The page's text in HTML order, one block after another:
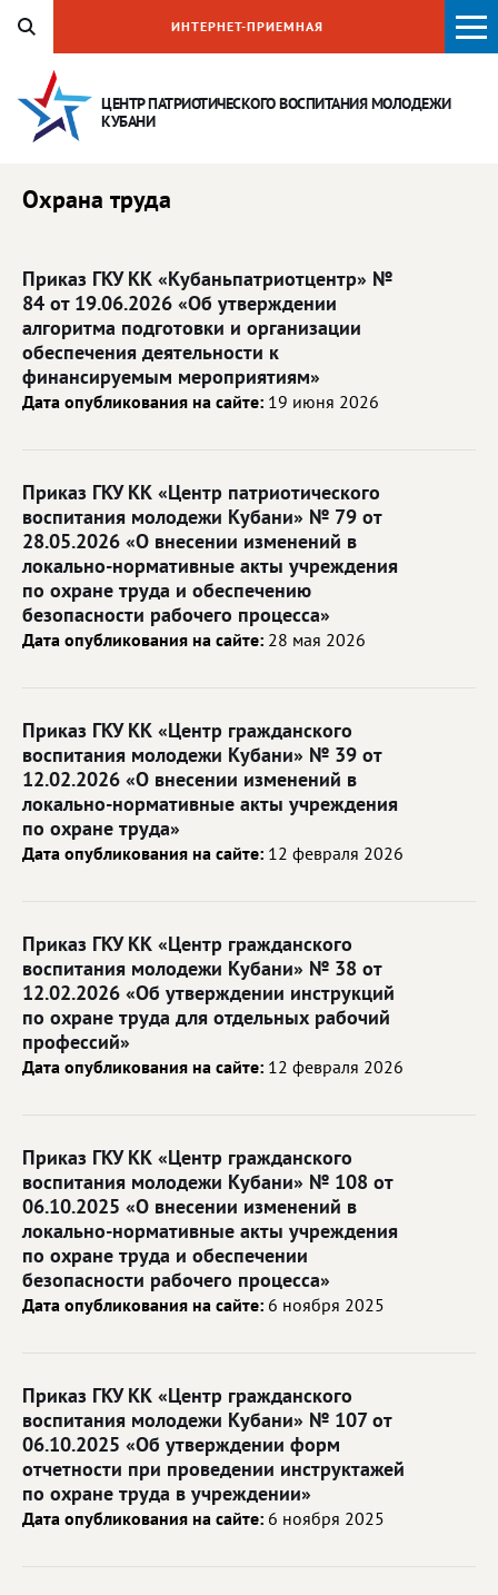
ЦЕНТР ПАТРИОТИЧЕСКОГО ВОСПИТАНИЯМОЛОДЕЖИ
КУБАНИ
ИНТЕРНЕТ-ПРИЕМНАЯ
Охрана труда
Приказ ГКУ КК «Кубаньпатриотцентр» №
84 от 19.06.2026 «Об утверждении
алгоритма подготовки и организации
обеспечения деятельности к
финансируемым мероприятиям»
Дата опубликования на сайте: 19 июня 2026
Приказ ГКУ КК «Центр патриотического
воспитания молодежи Кубани» № 79 от
28.05.2026 «О внесении изменений в
локально-нормативные акты учреждения
по охране труда и обеспечению
безопасности рабочего процесса»
Дата опубликования на сайте: 28 мая 2026
Приказ ГКУ КК «Центр гражданского
воспитания молодежи Кубани» № 39 от
12.02.2026 «О внесении изменений в
локально-нормативные акты учреждения
по охране труда»
Дата опубликования на сайте: 12 февраля 2026
Приказ ГКУ КК «Центр гражданского
воспитания молодежи Кубани» № 38 от
12.02.2026 «Об утверждении инструкций
по охране труда для отдельных рабочий
профессий»
Дата опубликования на сайте: 12 февраля 2026
Приказ ГКУ КК «Центр гражданского
воспитания молодежи Кубани» № 108 от
06.10.2025 «О внесении изменений в
локально-нормативные акты учреждения
по охране труда и обеспечении
безопасности рабочего процесса»
Дата опубликования на сайте: 6 ноября 2025
Приказ ГКУ КК «Центр гражданского
воспитания молодежи Кубани» № 107 от
06.10.2025 «Об утверждении форм
отчетности при проведении инструктажей
по охране труда в учреждении»
Дата опубликования на сайте: 6 ноября 2025